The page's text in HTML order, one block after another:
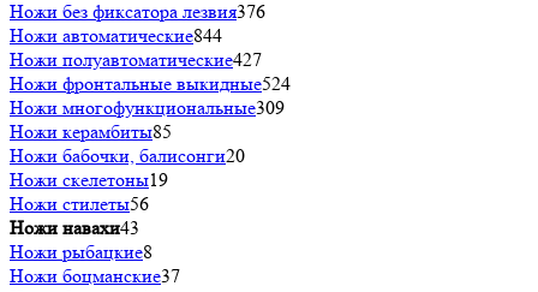
Ножи без фиксатора лезвия376
Ножи автоматические844
Ножи полуавтоматические427
Ножи фронтальные выкидные524
Ножи многофункциональные309
Ножи керамбиты85
Ножи бабочки, балисонги20
Ножи скелетоны19
Ножи стилеты56
Ножи навахи43
Ножи рыбацкие8
Ножи боцманские37